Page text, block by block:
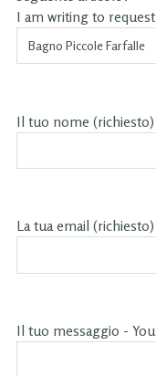
I am writing to
Il tuo nome
La tua email
Il tuo messaggio -